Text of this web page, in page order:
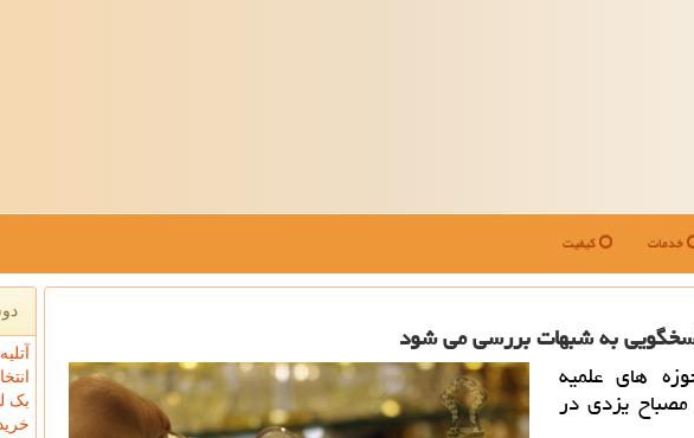
خدمات کیفیت
به شبهات بررسی می شود
های علمیه
یزدی در
بک